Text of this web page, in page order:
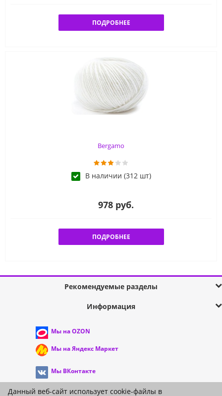
ПОДРОБНЕЕ
Bergamo
В наличии (312 шт)
978 руб.
ПОДРОБНЕЕ
Рекомендуемые разделы
Информация
Мы на OZON
Мы на Яндекс Маркет
Мы ВКонтакте
Мы в Telegram
Данный веб-сайт использует cookie-файлы в